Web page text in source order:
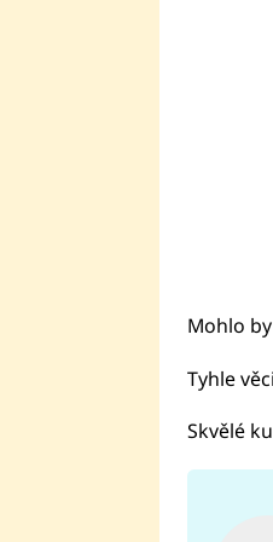
Mohlo
Tyhle
Skvělé